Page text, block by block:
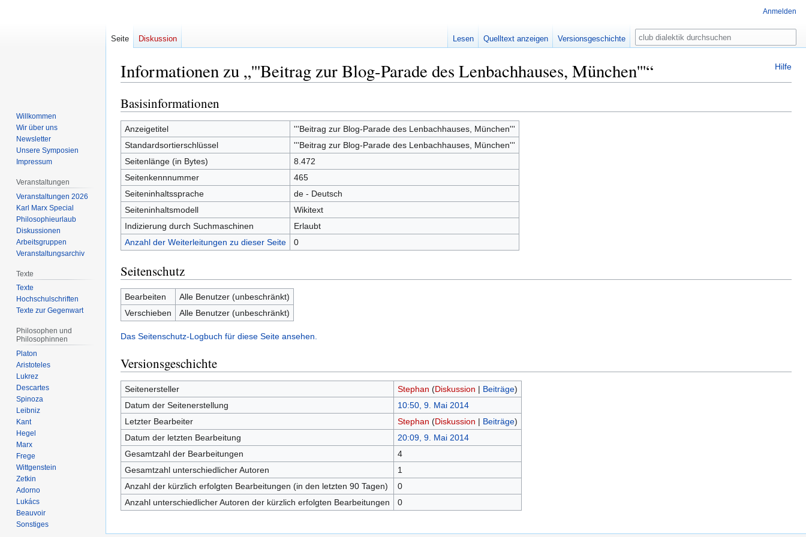
Hilfe
Informationen zu „'''Beitrag zur Blog-Parade des Lenbachhauses, München'''“
Zur
Navigation
springen
Zur
Suche
springen
Basisinformationen
Anzeigetitel
'''Beitrag zur Blog-Parade des Lenbachhauses, München'''
Standardsortierschlüssel
'''Beitrag zur Blog-Parade des Lenbachhauses, München'''
Seitenlänge (in Bytes)
8.472
Seitenkennnummer
465
Seiteninhaltssprache
de - Deutsch
Seiteninhaltsmodell
Wikitext
Indizierung durch Suchmaschinen
Erlaubt
Anzahl der Weiterleitungen zu dieser Seite
0
Seitenschutz
Bearbeiten
Alle Benutzer (unbeschränkt)
Verschieben
Alle Benutzer (unbeschränkt)
Das Seitenschutz-Logbuch für diese Seite ansehen.
Versionsgeschichte
Seitenersteller Stephan (Diskussion | Beiträge)
Datum der Seitenerstellung
10:50, 9. Mai 2014
Letzter Bearbeiter
Stephan (Diskussion | Beiträge)
Datum der letzten Bearbeitung
20:09, 9. Mai 2014
Gesamtzahl der Bearbeitungen
4
Gesamtzahl unterschiedlicher Autoren
1
Anzahl der kürzlich erfolgten Bearbeitungen (in den letzten 90 Tagen)
0
Anzahl unterschiedlicher Autoren der kürzlich erfolgten Bearbeitungen
0
Anmelden
Seite Diskussion Lesen Quelltext anzeigen Versionsgeschichte Suche
Willkommen
Wir über uns
Newsletter
Unsere Symposien
Impressum
Veranstaltungen
Veranstaltungen 2026
Karl Marx Special
Philosophieurlaub
Diskussionen
Arbeitsgruppen
Veranstaltungsarchiv
Texte
Texte
Hochschulschriften
Texte zur Gegenwart
Philosophen und
Philosophinnen
Platon
Aristoteles
Lukrez
Descartes
Spinoza
Leibniz
Kant
Hegel
Marx
Frege
Wittgenstein
Zetkin
Adorno
Lukács
Beauvoir
Sonstiges